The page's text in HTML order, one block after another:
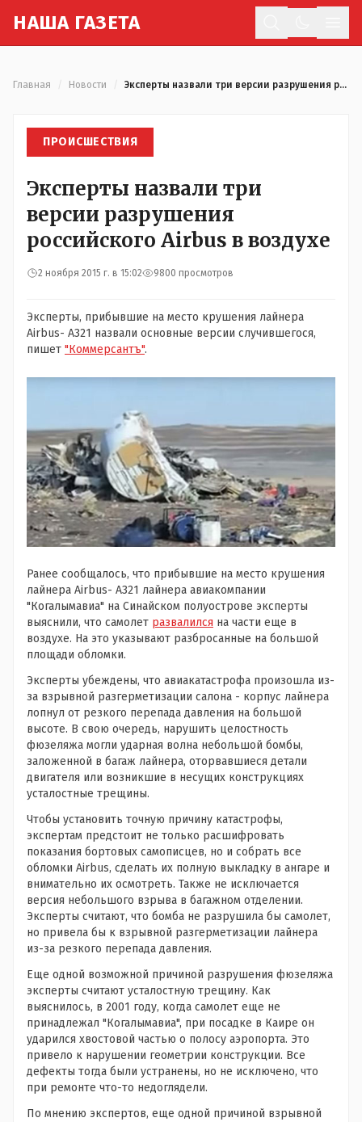
НАША ГАЗЕТА
Главная Новости Эксперты назвали три версии разрушения российского Airbus в воздухе
ПРОИСШЕСТВИЯ
Эксперты назвали три
версии разрушения
российского Airbus в воздухе
2 ноября 2015 г. в 15:02 9800 просмотров
Эксперты, прибывшие на место крушения лайнера
Airbus- А321 назвали основные версии случившегося,
пишет "Коммерсантъ".
Ранее сообщалось, что прибывшие на место крушения
лайнера Airbus- А321 лайнера авиакомпании
"Когалымавиа" на Синайском полуострове эксперты
выяснили, что самолет развалился на части еще в
воздухе. На это указывают разбросанные на большой
площади обломки.
Эксперты убеждены, что авиакатастрофа произошла из-
за взрывной разгерметизации салона - корпус лайнера
лопнул от резкого перепада давления на большой
высоте. В свою очередь, нарушить целостность
фюзеляжа могли ударная волна небольшой бомбы,
заложенной в багаж лайнера, оторвавшиеся детали
двигателя или возникшие в несущих конструкциях
усталостные трещины.
Чтобы установить точную причину катастрофы,
экспертам предстоит не только расшифровать
показания бортовых самописцев, но и собрать все
обломки Airbus, сделать их полную выкладку в ангаре и
внимательно их осмотреть. Также не исключается
версия небольшого взрыва в багажном отделении.
Эксперты считают, что бомба не разрушила бы самолет,
но привела бы к взрывной разгерметизации лайнера
из-за резкого перепада давления.
Еще одной возможной причиной разрушения фюзеляжа
эксперты считают усталостную трещину. Как
выяснилось, в 2001 году, когда самолет еще не
принадлежал "Когалымавиа", при посадке в Каире он
ударился хвостовой частью о полосу аэропорта. Это
привело к нарушении геометрии конструкции. Все
дефекты тогда были устранены, но не исключено, что
при ремонте что-то недоглядели.
По мнению экспертов, еще одной причиной взрывной